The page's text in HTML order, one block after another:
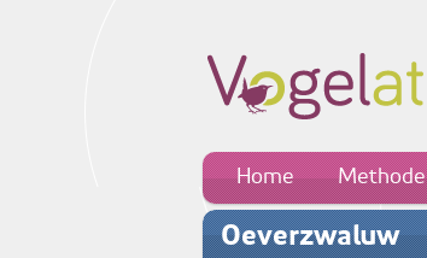
Home Methode
Oeverzwaluw